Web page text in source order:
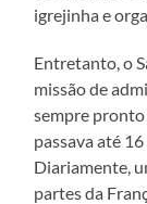
igrejinha e
Entretanto, o
missão de
sempre pronto
passava até
Diariamente,
partes da